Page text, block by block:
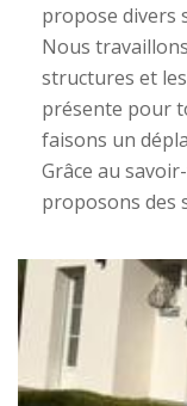
propose divers
Nous
structures et
présente pour
faisons un
Grâce au
proposons des